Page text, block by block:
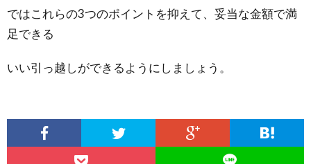
ではこれらの3つのポイントを抑えて、妥当な金額で満
足できる
いい引っ越しができるようにしましょう。